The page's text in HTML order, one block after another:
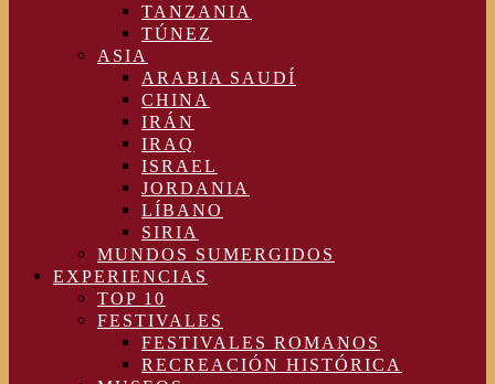
TANZANIA
TÚNEZ
ASIA
ARABIA SAUDÍ
CHINA
IRÁN
IRAQ
ISRAEL
JORDANIA
LÍBANO
SIRIA
MUNDOS SUMERGIDOS
EXPERIENCIAS
TOP 10
FESTIVALES
FESTIVALES ROMANOS
RECREACIÓN HISTÓRICA